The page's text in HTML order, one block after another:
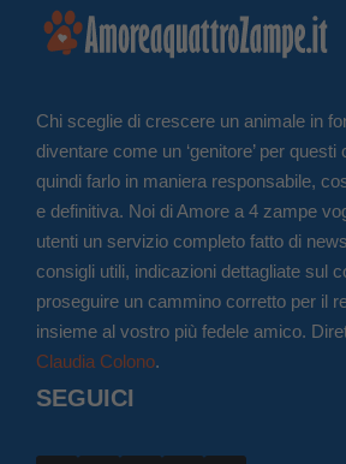
Chi sceglie di crescere un animale in
diventare come un ‘genitore’ per
quindi farlo in maniera responsabile,
e definitiva. Noi di Amore a 4 zampe
utenti un servizio completo fatto di
consigli utili, indicazioni dettagliate sul
proseguire un cammino corretto per il
insieme al vostro più fedele amico.
Claudia Colono.
SEGUICI